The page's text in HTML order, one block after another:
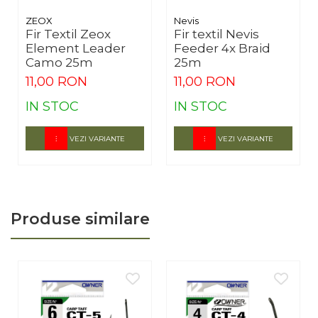
optim pentru pregătirea monturilor de rezervă.
SPECIFICAȚII TEHNICE
Produs
Brand /
OWNER (Fabricat în Japonia)
Mărime Cârlig
Nr. 6 (Standardul de aur pentru finețe
optim de carbon
Tip Ochet /
Drept (Straight / Inline Eye)
ZEOX
Fir Textil Zeox
Element Leader
Camo 25m
11,00 RON
IN STOC
VEZI VARIANTE
Nevis
Fir textil Nevis
Feeder 4x Braid
25m
11,00 RON
IN STOC
VEZI VARIANTE
Produse similare